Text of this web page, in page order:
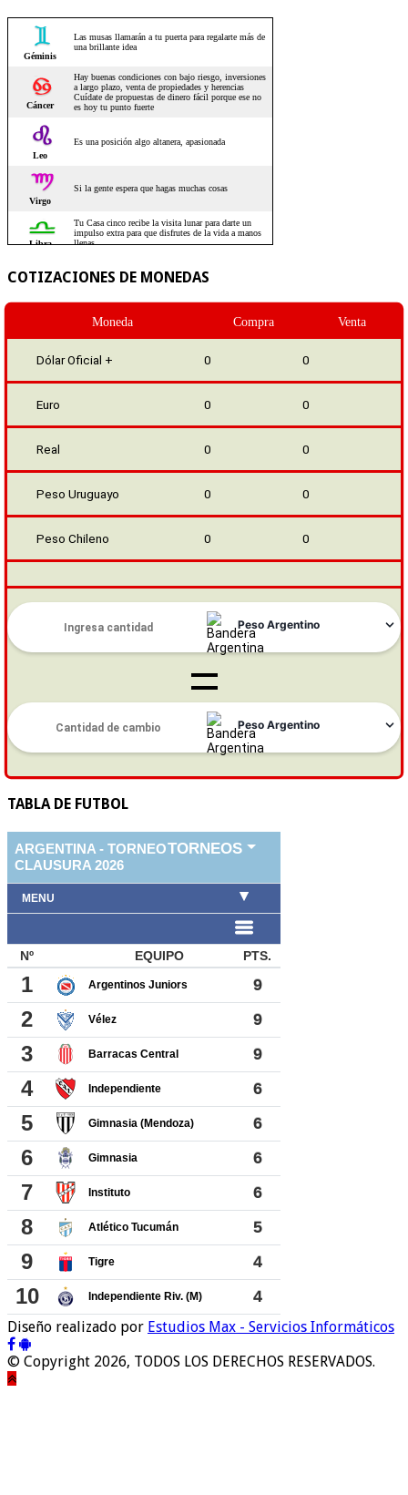
COTIZACIONES DE MONEDAS
Moneda Compra Venta
Dólar Oficial + 0 0
Euro 0 0
Real 0 0
Peso Uruguayo 0 0
Peso Chileno 0 0
TABLA DE FUTBOL
Diseño realizado por Estudios Max - Servicios Informáticos
© Copyright 2026, TODOS LOS DERECHOS RESERVADOS.